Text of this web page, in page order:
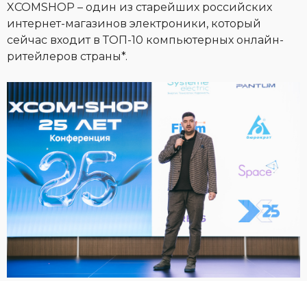
XCOMSHOP – один из старейших российских
интернет-магазинов электроники, который
сейчас входит в ТОП-10 компьютерных онлайн-
ритейлеров страны*.